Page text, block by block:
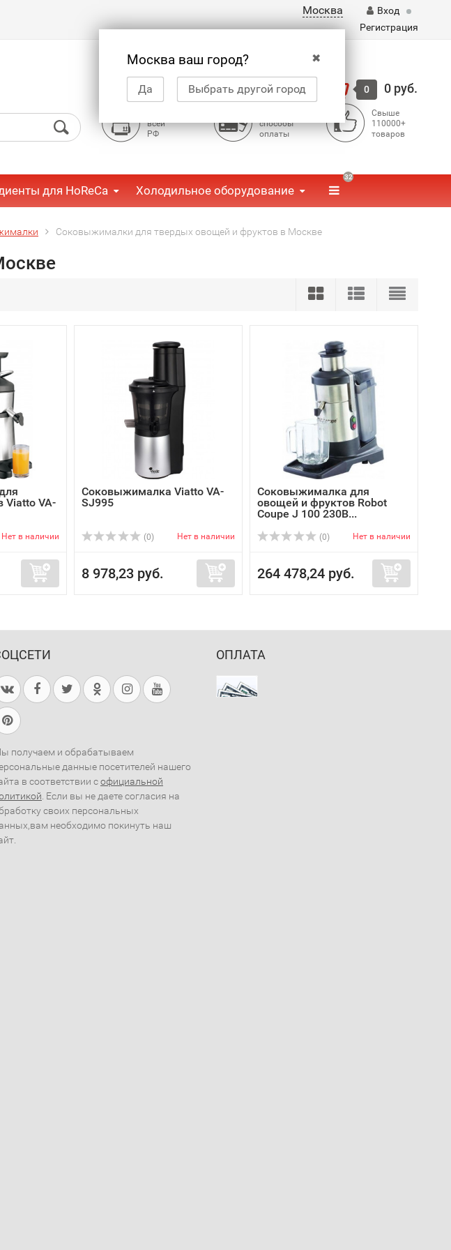
Москва
✖
Москва ваш город?
Да Выбрать другой город
Вход
Регистрация
Корзина 0 0 руб.
всей
РФ
способы
оплаты
Свыше
110000+
товаров
для HoReCa Холодильное оборудование
32
Соковыжималки для твердых овощей и фруктов в Москве
Viatto VA-
Нет в наличии
Соковыжималка Viatto VA-
SJ995
(0) Нет в наличии
8 978,23 руб.
Соковыжималка для
овощей и фруктов Robot
Coupe J 100 230B...
(0) Нет в наличии
264 478,24 руб.
получаем и обрабатываем
данные посетителей нашего
в соответствии софициальной
. Если вы не даете согласия на
своих персональных
необходимо покинуть наш
ОПЛАТА